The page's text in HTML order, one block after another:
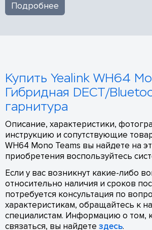
Подробнее
Купить Yealink WH64
Гибридная DECT/
гарнитура
Описание, характеристики,
инструкцию и сопутствующие
WH64 Mono Teams вы найдете на
приобретения воспользуйтесь
Если у вас возникнут какие-либо
относительно наличия и сроков
потребуется консультация по
характеристикам, обращайтесь к
специалистам. Информацию о том,
связаться, вы найдете здесь.